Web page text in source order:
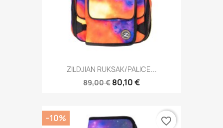
ZILDJIAN RUKSAK/PALICE...
89,00 € 80,10 €
−10% favorite_border